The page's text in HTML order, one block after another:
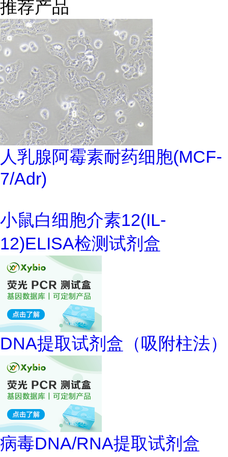
推荐产品
人乳腺阿霉素耐药细胞(MCF-
7/Adr)
小鼠白细胞介素12(IL-
12)ELISA检测试剂盒
DNA提取试剂盒（吸附柱法）
病毒DNA/RNA提取试剂盒